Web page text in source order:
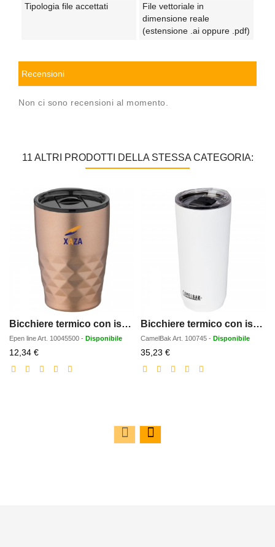
Tipologia file accettati
File vettoriale in
dimensione reale
(estensione .ai oppure .pdf)
Recensioni
Non ci sono recensioni al momento.
11 ALTRI PRODOTTI DELLA STESSA CATEGORIA:
Bicchiere termico con isolamento sottovuoto Geo da 350 ml
Epen lineArt. 10045500 - Disponibile
12,34 €Prezzo
scontato
Bicchiere termico con isolamento sottovuoto da 600 ml CamelBak Horizon
CamelBak Art. 100745 - Disponibile
35,23 €Prezzo
scontato